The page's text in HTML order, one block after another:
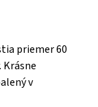
priemer 60
v